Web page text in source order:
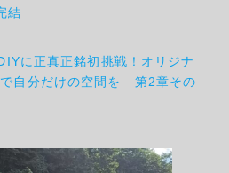
結
に正真正銘初挑戦！オリジナ
自分だけの空間を 第2章その